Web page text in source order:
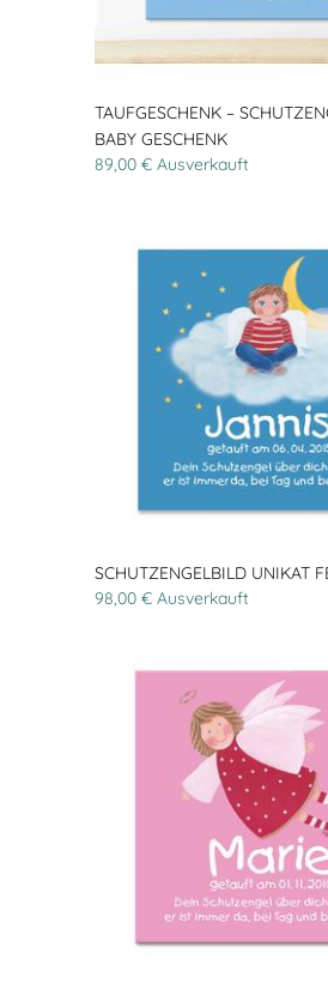
TAUFGESCHENK –
BABY GESCHENK
89,00 € Ausverkauft
SCHUTZENGELBILD UNIKAT
98,00 € Ausverkauft